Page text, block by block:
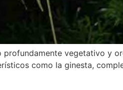
profundamente vegetativo y
como la ginesta,